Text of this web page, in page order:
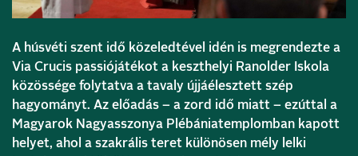
A húsvéti szent idő közeledtével idén is megrendezte a
Via Crucis passiójátékot a keszthelyi Ranolder Iskola
közössége folytatva a tavaly újjáélesztett szép
hagyományt. Az előadás – a zord idő miatt – ezúttal a
Magyarok Nagyasszonya Plébániatemplomban kapott
helyet, ahol a szakrális teret különösen mély lelki